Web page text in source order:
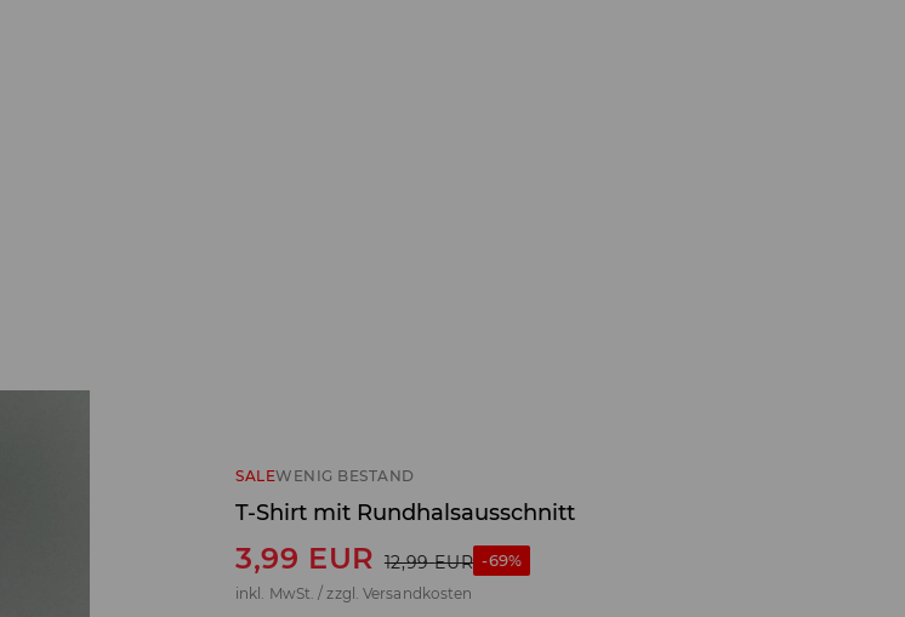
SALEWENIG BESTAND
T-Shirt mit Rundhalsausschnitt
3,99 EUR 12,99 EUR -69%
inkl. MwSt. / zzgl. Versandkosten